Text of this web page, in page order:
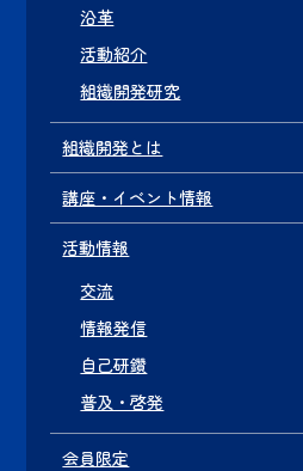
沿革
活動紹介
組織開発研究
組織開発とは
講座・イベント情報
活動情報
交流
情報発信
自己研鑽
普及・啓発
会員限定